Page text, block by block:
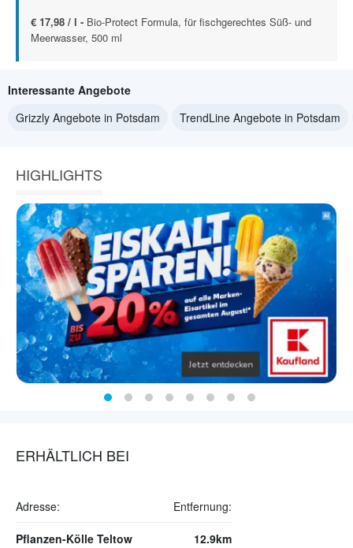
€ 17,98 / l - Bio-Protect Formula, für fischgerechtes Süß- und
Meerwasser, 500 ml
Interessante Angebote
Grizzly Angebote in Potsdam
TrendLine Angebote in Potsdam
HIGHLIGHTS
ERHÄLTLICH BEI
Adresse: Entfernung:
Pflanzen-Kölle Teltow 12.9km